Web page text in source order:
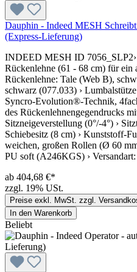
Dauphin - Indeed MESH
(Express-Lieferung)
INDEED MESH ID 7056_SLP2›
Rückenlehne (61 - 68 cm) für ein
Rückenlehne: Tale (Web B),
schwarz (077.033) ›
Syncro-Evolution®-Technik,
des Rückenlehnengegendrucks
Sitzneigeverstellung (0°/-4°) ›
Schiebesitz (8 cm) › Kunststoff-
weichen, großen Rollen (Ø 60
PU soft (A246KGS) ›
ab 404,68 €*
zzgl. 19% USt.
Preise exkl. MwSt. zzgl.
In den Warenkorb
Beliebt